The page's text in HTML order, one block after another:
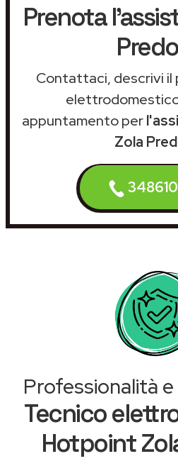
Prenota
Contattaci, descrivi il
appuntamento per
Zola
Professionalità
Tecnico
Hotpoint